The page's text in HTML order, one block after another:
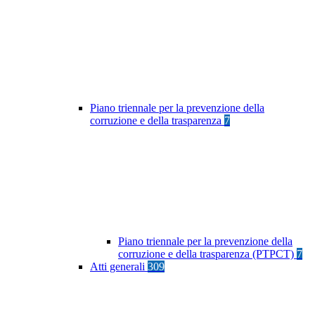
Piano triennale per la prevenzione della
corruzione e della trasparenza 7
Piano triennale per la prevenzione della
corruzione e della trasparenza (PTPCT) 7
Atti generali 309